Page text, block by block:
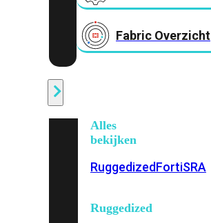
Fabric Overzicht
Alles
bekijken
RuggedizedFortiSRA
Ruggedized